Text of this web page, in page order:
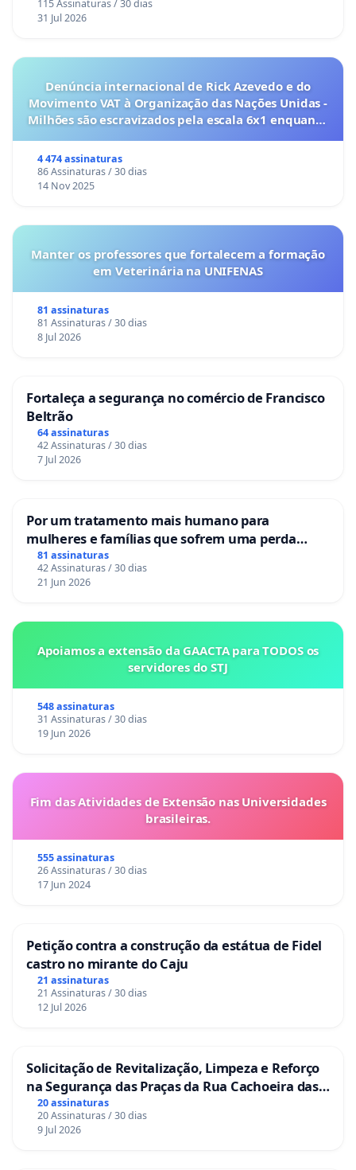
115 Assinaturas / 30 dias
31 Jul 2026
Denúncia internacional de Rick Azevedo e do
Movimento VAT à Organização das Nações Unidas -
Milhões são escravizados pela escala 6x1 enquanto
4 474 assinaturas
86 Assinaturas / 30 dias
14 Nov 2025
Manter os professores que fortalecem a formação
em Veterinária na UNIFENAS
81 assinaturas
81 Assinaturas / 30 dias
8 Jul 2026
Fortaleça a segurança no comércio de Francisco
Beltrão
64 assinaturas
42 Assinaturas / 30 dias
7 Jul 2026
Por um tratamento mais humano para
mulheres e famílias que sofrem uma perda
gestacional nos hospitais portugueses
81 assinaturas
42 Assinaturas / 30 dias
21 Jun 2026
Apoiamos a extensão da GAACTA para TODOS os
servidores do STJ
548 assinaturas
31 Assinaturas / 30 dias
19 Jun 2026
Fim das Atividades de Extensão nas Universidades
brasileiras.
555 assinaturas
26 Assinaturas / 30 dias
17 Jun 2024
Petição contra a construção da estátua de Fidel
castro no mirante do Caju
21 assinaturas
21 Assinaturas / 30 dias
12 Jul 2026
Solicitação de Revitalização, Limpeza e Reforço
na Segurança das Praças da Rua Cachoeira das
Sete Ilhas
20 assinaturas
20 Assinaturas / 30 dias
9 Jul 2026